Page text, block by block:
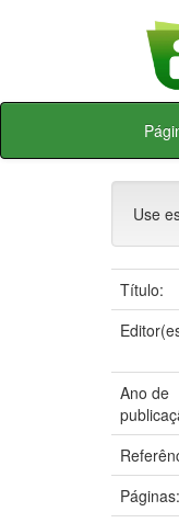
Skip
Use
Título:
Ano de
Páginas: